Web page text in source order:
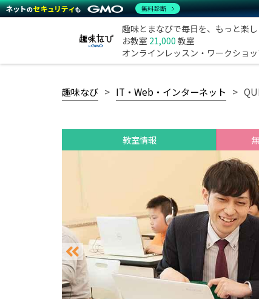
趣味とまなびで毎日を、もっと楽し
お教室 21,000 教室
オンラインレッスン・ワークショ
趣味なび IT・Web・インターネット
教室情報
無料診断